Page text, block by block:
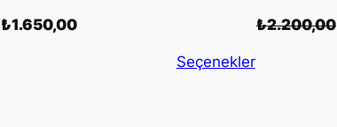
Orijinal
₺1.650,00Şu
₺2.200,00
Seçenekler